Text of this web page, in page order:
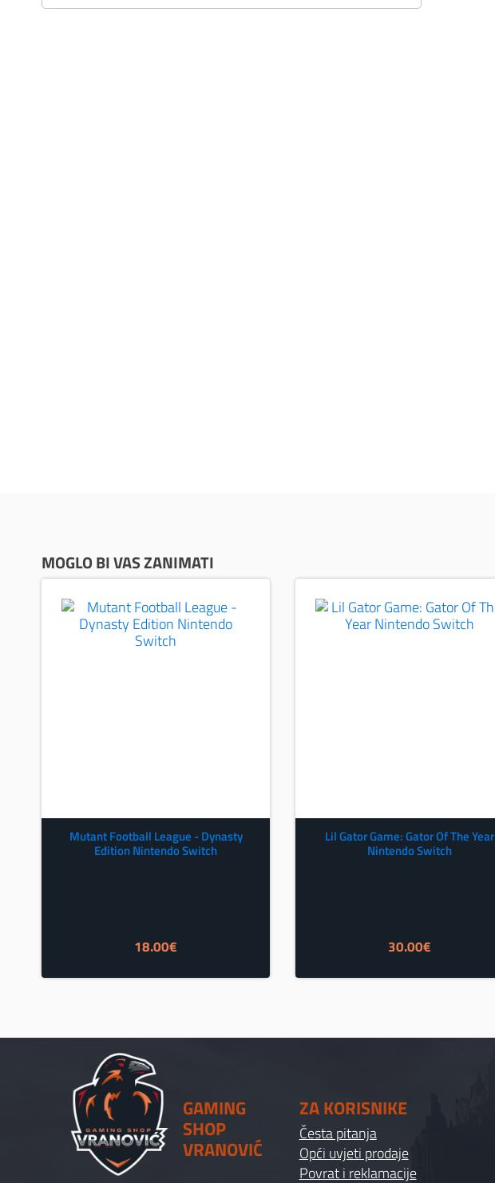
MOGLO BI VAS ZANIMATI
Mutant Football League - Dynasty
Edition Nintendo Switch
18.00€
Lil Gator Game: Gator Of The Year
Nintendo Switch
30.00€
GAMING
SHOP
VRANOVIĆ
ZA KORISNIKE
Česta pitanja
Opći uvjeti prodaje
Povrat i reklamacije